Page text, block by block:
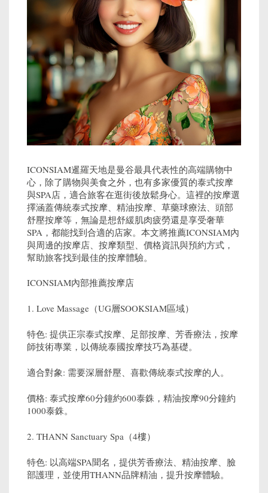
ICONSIAM暹羅天地是曼谷最具代表性的高端購物中
心，除了購物與美食之外，也有多家優質的泰式按摩
與SPA店，適合旅客在逛街後放鬆身心。這裡的按摩選
擇涵蓋傳統泰式按摩、精油按摩、草藥球療法、頭部
舒壓按摩等，無論是想舒緩肌肉疲勞還是享受奢華
SPA，都能找到合適的店家。本文將推薦ICONSIAM內
與周邊的按摩店、按摩類型、價格資訊與預約方式，
幫助旅客找到最佳的按摩體驗。
ICONSIAM內部推薦按摩店
1. Love Massage（UG層SOOKSIAM區域）
特色: 提供正宗泰式按摩、足部按摩、芳香療法，按摩
師技術專業，以傳統泰國按摩技巧為基礎。
適合對象: 需要深層舒壓、喜歡傳統泰式按摩的人。
價格: 泰式按摩60分鐘約600泰銖，精油按摩90分鐘約
1000泰銖。
2. THANN Sanctuary Spa（4樓）
特色: 以高端SPA聞名，提供芳香療法、精油按摩、臉
部護理，並使用THANN品牌精油，提升按摩體驗。